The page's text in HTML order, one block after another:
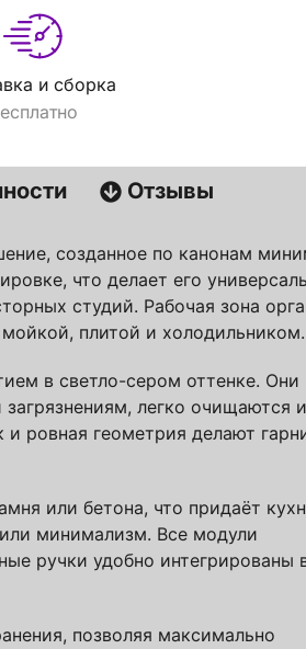
и сборка
Отзывы
созданное по канонам
что делает его
студий. Рабочая зона
плитой и холодильником.
в светло-сером оттенке. Они
легко очищаются
ровная геометрия делают
или бетона, что придаёт
минимализм. Все модули
ручки удобно интегрированы
позволяя максимально
кухонь
году
сейчас